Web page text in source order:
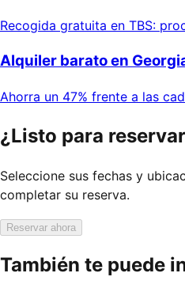
Recogida gratuita en TBS:
Alquiler barato en
Ahorra un 47% frente a las
¿Listo para
Seleccione sus fechas y
completar su reserva.
Reservar ahora
También te puede